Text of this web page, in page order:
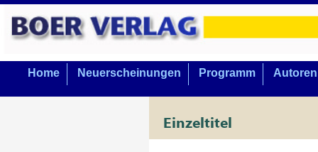
Home Neuerscheinungen Programm Autoren
Einzeltitel